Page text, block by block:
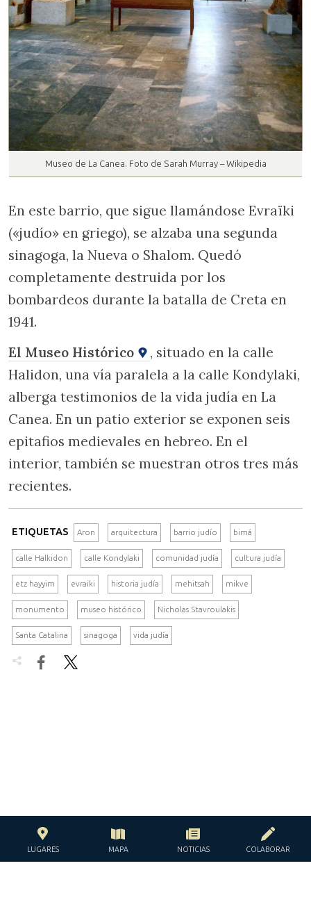
Museo de La Canea. Foto de Sarah Murray – Wikipedia
En este barrio, que sigue llamándose Evraïki
(«judío» en griego), se alzaba una segunda
sinagoga, la Nueva o Shalom. Quedó
completamente destruida por los
bombardeos durante la batalla de Creta en
1941.
El Museo Histórico
, situado en la calle
Halidon, una vía paralela a la calle Kondylaki,
alberga testimonios de la vida judía en La
Canea. En un patio exterior se exponen seis
epitafios medievales en hebreo. En el
interior, también se muestran otros tres más
recientes.
ETIQUETAS Aron arquitectura barrio judío bimá
calle Halkidon calle Kondylaki comunidad judía cultura judía
etz hayyim evraiki historia judía mehitsah mikve
monumento museo histórico Nicholas Stavroulakis
Santa Catalina sinagoga vida judía
 
LUGARES MAPA NOTICIAS COLABORAR